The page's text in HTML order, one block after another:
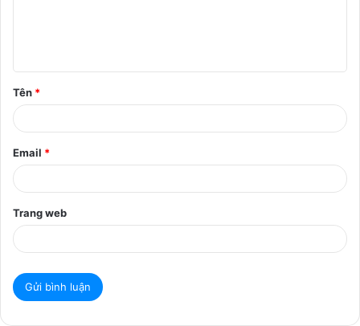
ậ
n
*
Tên *
Email *
Trang web